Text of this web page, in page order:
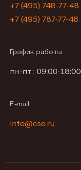
+7 (495) 748-77-48
+7 (495) 787-77-48
График работы
пн-пт : 09:00-18:00
E-mail
info@cse.ru